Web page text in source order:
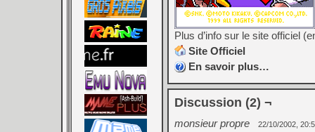
Plus d’info sur le site officiel
Site Officiel
En savoir plus…
Discussion (2) ¬
monsieur propre 22/10/2002,